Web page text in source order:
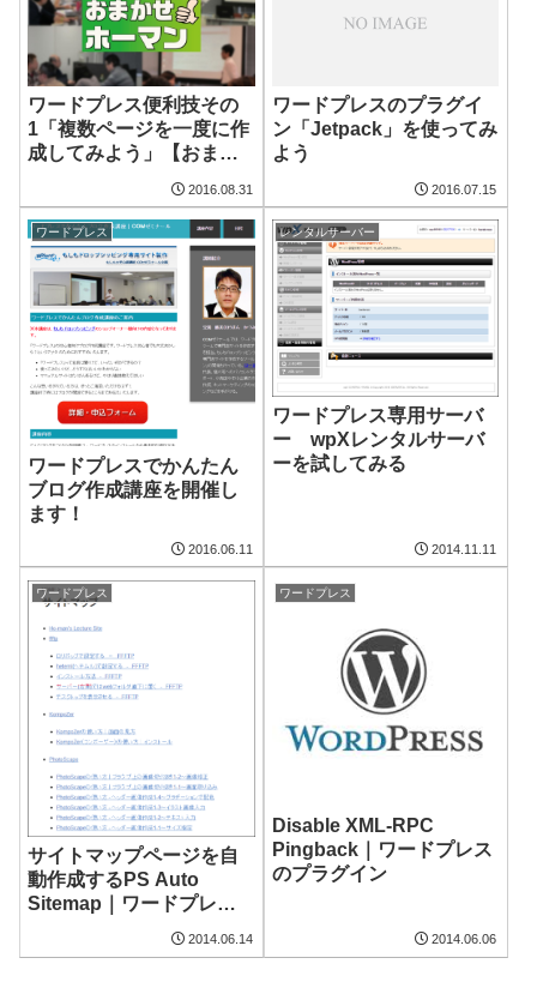
ワードプレス便利技その
1「複数ページを一度に作
成してみよう」【おまか
2016.08.31
ワードプレスのプラグイ
ン「Jetpack」を使ってみ
よう
2016.07.15
ワードプレス
ワードプレスでかんたん
ブログ作成講座を開催し
ます！
2016.06.11
レンタルサーバー
ワードプレス専用サーバ
ー wpXレンタルサーバ
ーを試してみる
2014.11.11
ワードプレス
サイトマップページを自
動作成するPS Auto
Sitemap｜ワードプレス
2014.06.14
ワードプレス
Disable XML-RPC
Pingback｜ワードプレス
のプラグイン
2014.06.06